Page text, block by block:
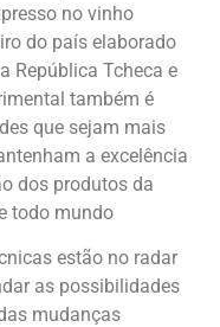
no vinho
do país elaborado
República Tcheca e
também é
que sejam mais
a excelência
dos produtos da
todo mundo
estão no radar
as possibilidades
mudanças